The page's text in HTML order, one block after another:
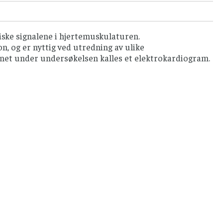
signalene i hjertemuskulaturen.
og er nyttig ved utredning av ulike
under undersøkelsen kalles et elektrokardiogram.